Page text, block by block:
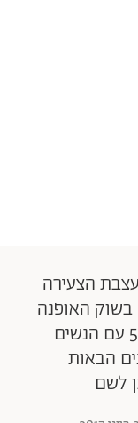
הצעירה
בשוק האופנה
הישראלי הקשוח. את חוגגת 50 עם הנשים
את 50 השנים הבאות
לשם